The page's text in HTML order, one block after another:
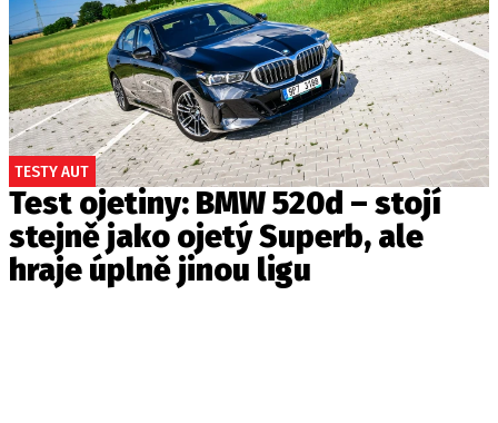
TESTY AUT
Test ojetiny: BMW 520d – stojí
stejně jako ojetý Superb, ale
hraje úplně jinou ligu